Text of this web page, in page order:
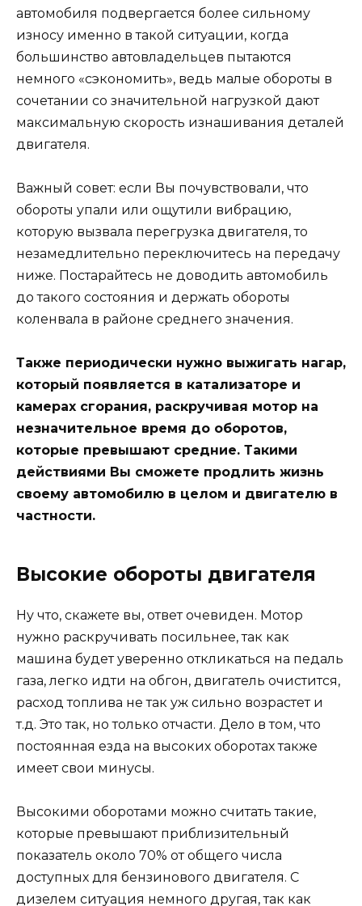
автомобиля подвергается более сильному
износу именно в такой ситуации, когда
большинство автовладельцев пытаются
немного «сэкономить», ведь малые обороты в
сочетании со значительной нагрузкой дают
максимальную скорость изнашивания деталей
двигателя.
Важный совет: если Вы почувствовали, что
обороты упали или ощутили вибрацию,
которую вызвала перегрузка двигателя, то
незамедлительно переключитесь на передачу
ниже. Постарайтесь не доводить автомобиль
до такого состояния и держать обороты
коленвала в районе среднего значения.
Также периодически нужно выжигать нагар,
который появляется в катализаторе и
камерах сгорания, раскручивая мотор на
незначительное время до оборотов,
которые превышают средние. Такими
действиями Вы сможете продлить жизнь
своему автомобилю в целом и двигателю в
частности.
Высокие обороты двигателя
Ну что, скажете вы, ответ очевиден. Мотор
нужно раскручивать посильнее, так как
машина будет уверенно откликаться на педаль
газа, легко идти на обгон, двигатель очистится,
расход топлива не так уж сильно возрастет и
т.д. Это так, но только отчасти. Дело в том, что
постоянная езда на высоких оборотах также
имеет свои минусы.
Высокими оборотами можно считать такие,
которые превышают приблизительный
показатель около 70% от общего числа
доступных для бензинового двигателя. С
дизелем ситуация немного другая, так как